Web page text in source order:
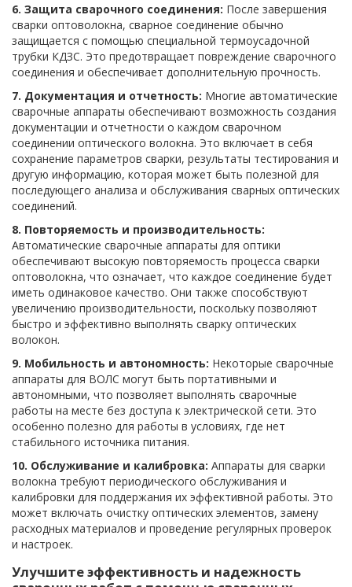
6. Защита сварочного соединения: После завершения
сварки оптоволокна, сварное соединение обычно
защищается с помощью специальной термоусадочной
трубки КДЗС. Это предотвращает повреждение сварочного
соединения и обеспечивает дополнительную прочность.
7. Документация и отчетность: Многие автоматические
сварочные аппараты обеспечивают возможность создания
документации и отчетности о каждом сварочном
соединении оптического волокна. Это включает в себя
сохранение параметров сварки, результаты тестирования и
другую информацию, которая может быть полезной для
последующего анализа и обслуживания сварных оптических
соединений.
8. Повторяемость и производительность:
Автоматические сварочные аппараты для оптики
обеспечивают высокую повторяемость процесса сварки
оптоволокна, что означает, что каждое соединение будет
иметь одинаковое качество. Они также способствуют
увеличению производительности, поскольку позволяют
быстро и эффективно выполнять сварку оптических
волокон.
9. Мобильность и автономность: Некоторые сварочные
аппараты для ВОЛС могут быть портативными и
автономными, что позволяет выполнять сварочные
работы на месте без доступа к электрической сети. Это
особенно полезно для работы в условиях, где нет
стабильного источника питания.
10. Обслуживание и калибровка: Аппараты для сварки
волокна требуют периодического обслуживания и
калибровки для поддержания их эффективной работы. Это
может включать очистку оптических элементов, замену
расходных материалов и проведение регулярных проверок
и настроек.
Улучшите эффективность и надежность